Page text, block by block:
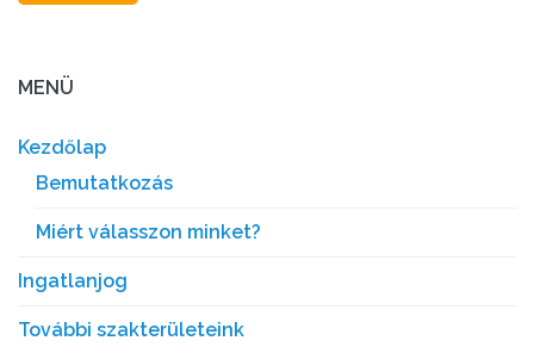
MENÜ
Kezdőlap
Bemutatkozás
Miért válasszon minket?
Ingatlanjog
További szakterületeink